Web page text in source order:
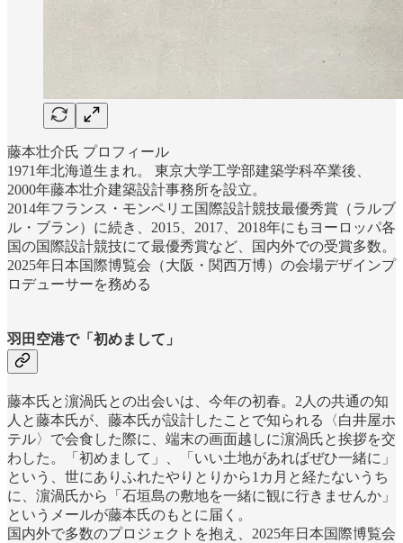
藤本壮介氏 プロフィール
1971年北海道生まれ。 東京大学工学部建築学科卒業後、
2000年藤本壮介建築設計事務所を設立。
2014年フランス・モンペリエ国際設計競技最優秀賞（ラルブ
ル・ブラン）に続き、2015、2017、2018年にもヨーロッパ各
国の国際設計競技にて最優秀賞など、国内外での受賞多数。
2025年日本国際博覧会（大阪・関西万博）の会場デザインプ
ロデューサーを務める
羽田空港で「初めまして」
藤本氏と濵渦氏との出会いは、今年の初春。2人の共通の知
人と藤本氏が、藤本氏が設計したことで知られる〈白井屋ホ
テル〉で会食した際に、端末の画面越しに濵渦氏と挨拶を交
わした。「初めまして」、「いい土地があればぜひ一緒に」
という、世にありふれたやりとりから1カ月と経たないうち
に、濵渦氏から「石垣島の敷地を一緒に観に行きませんか」
というメールが藤本氏のもとに届く。
国内外で多数のプロジェクトを抱え、2025年日本国際博覧会